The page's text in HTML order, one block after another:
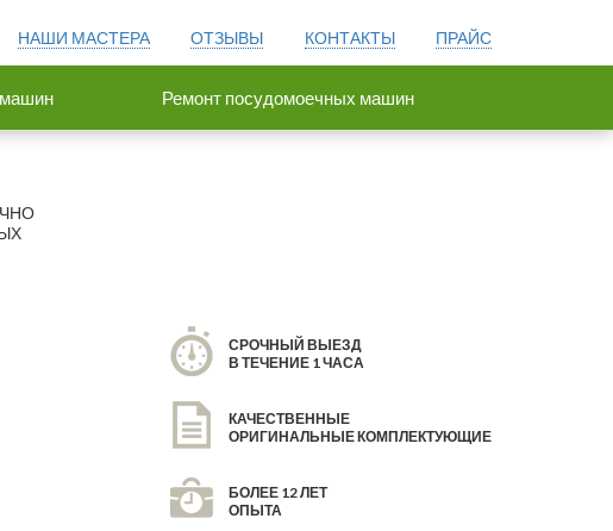
НАШИ МАСТЕРА ОТЗЫВЫ КОНТАКТЫ ПРАЙС
Ремонт посудомоечных машин
СРОЧНЫЙ ВЫЕЗД
В ТЕЧЕНИЕ 1 ЧАСА
КАЧЕСТВЕННЫЕ
ОРИГИНАЛЬНЫЕ КОМПЛЕКТУЮЩИЕ
БОЛЕЕ 12 ЛЕТ
ОПЫТА